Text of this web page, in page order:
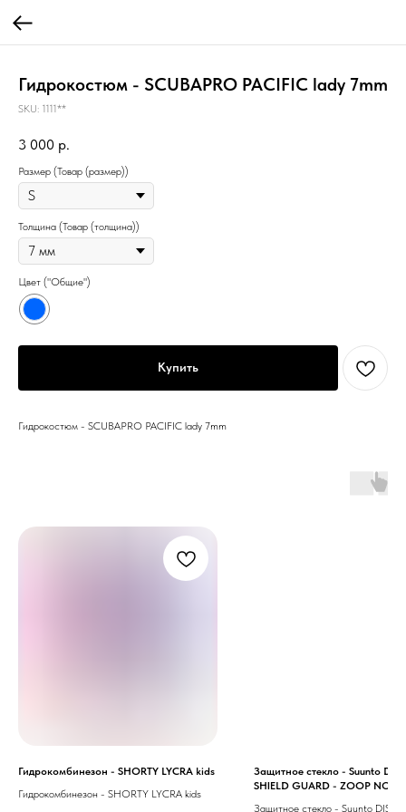
Гидрокостюм - SCUBAPRO PACIFIC lady 7mm
SKU: 1111**
3 000 р.
Размер (Товар (размер))
Толщина (Товар (толщина))
Цвет ("Общие")
Купить
Гидрокостюм - SCUBAPRO PACIFIC lady 7mm
Гидрокомбинезон - SHORTY LYCRA kids
Гидрокомбинезон - SHORTY LYCRA kids
Защитное стекло - Suunto
SHIELD GUARD - ZOOP
Защитное стекло - Suunto